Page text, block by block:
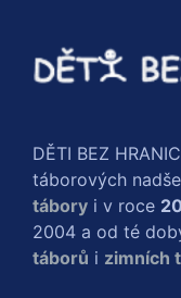
DĚTI BEZ
táborových
tábory i v roce
2004 a od té
táborů i zimních